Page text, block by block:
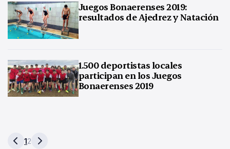
Juegos Bonaerenses 2019:
resultados de Ajedrez y Natación
1.500 deportistas locales
participan en los Juegos
Bonaerenses 2019
12